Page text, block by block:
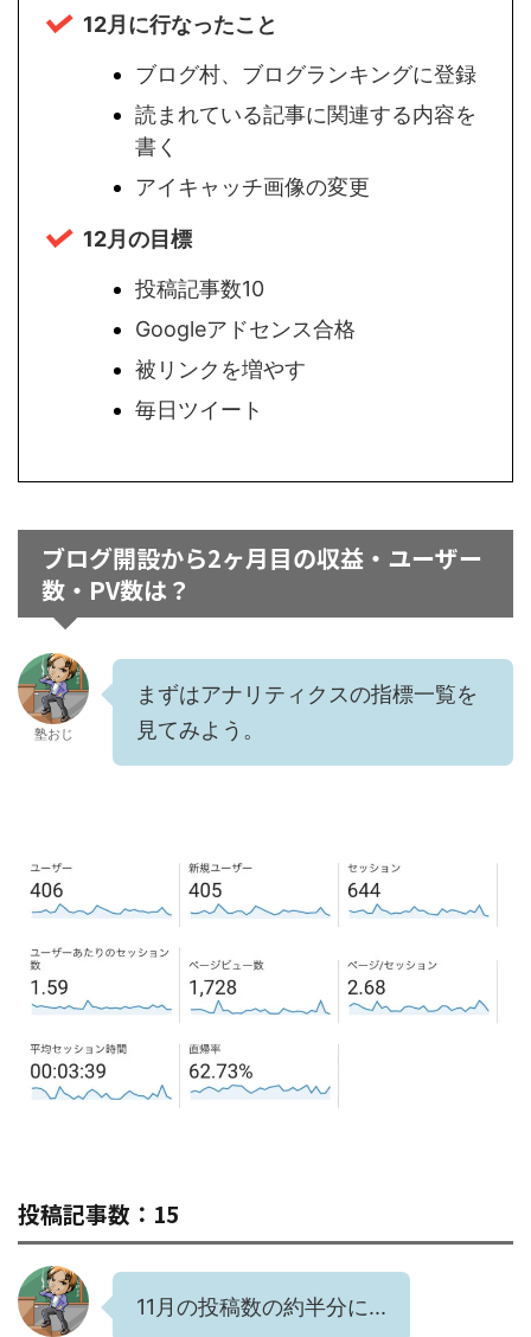
12月に行なったこと
ブログ村、ブログランキングに登録
読まれている記事に関連する内容を
書く
アイキャッチ画像の変更
12月の目標
投稿記事数10
Googleアドセンス合格
被リンクを増やす
毎日ツイート
ブログ開設から2ヶ月目の収益・ユーザー
数・PV数は？
塾おじ
まずはアナリティクスの指標一覧を
見てみよう。
投稿記事数：15
11月の投稿数の約半分に...